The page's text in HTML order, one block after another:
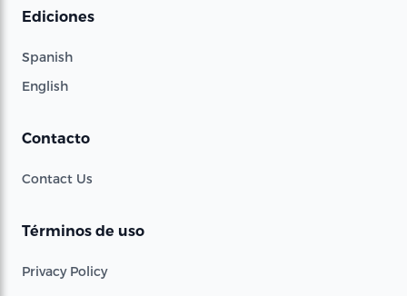
Ediciones
Spanish
English
Contacto
Contact Us
Términos de uso
Privacy Policy